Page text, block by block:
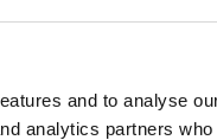
and to analyse
analytics partners
людей в их